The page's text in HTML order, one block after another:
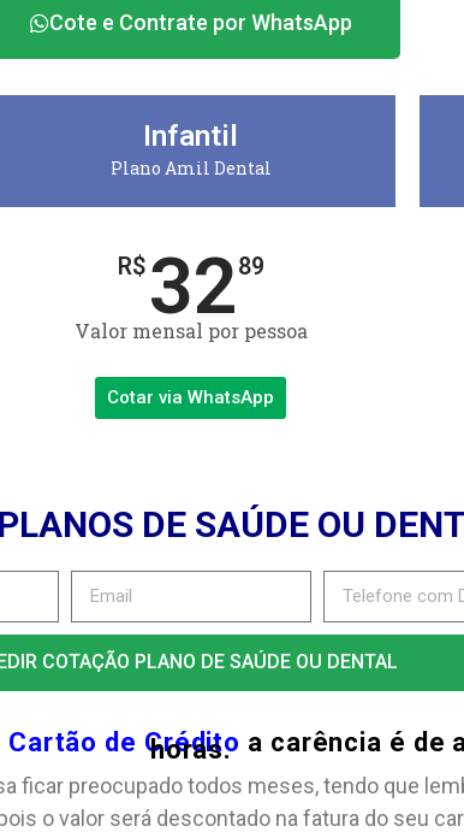
Cote e Contrate por WhatsApp
Infantil
Plano Amil Dental
R$ 3289
Valor mensal por pessoa
Cotar via WhatsApp
DE SAÚDE OU
COTAÇÃO PLANO DE SAÚDE OU DENTAL
Cartão de Crédito a carência é de
horas.
ficar preocupado todos meses, tendo que
o valor será descontado na fatura do seu